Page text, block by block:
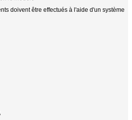
doivent être effectués à l'aide d'un système